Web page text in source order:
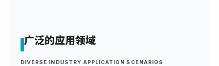
广泛的应用领域
DIVERSE INDUSTRY APPLICATION SCENARIOS